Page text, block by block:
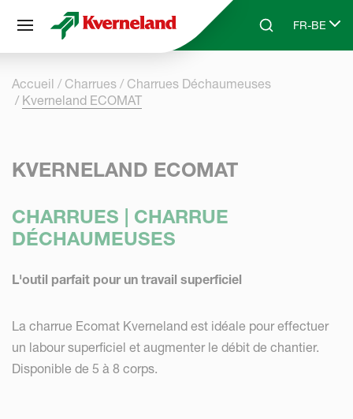
Skip to main content
SearchFR-BE
Select
Accueil Charrues
Charrues Déchaumeuses
Kverneland ECOMAT
KVERNELAND ECOMAT
CHARRUES | CHARRUE
DÉCHAUMEUSES
L'outil parfait pour un travail superficiel
La charrue Ecomat Kverneland est idéale pour effectuer
un labour superficiel et augmenter le débit de chantier.
Disponible de 5 à 8 corps.
Panneau de gestion des cookies